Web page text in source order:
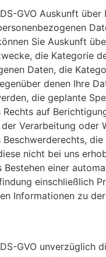
GVO Auskunft über
Sie Auskunft
die Kategorie
Daten, die
denen Ihre
die geplante
Rechts auf
Verarbeitung oder
Beschwerderechts,
nicht bei uns
Bestehen einer
einschließlich
Informationen zu
GVO unverzüglich